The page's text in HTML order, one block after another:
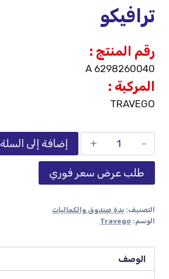
ترافيكو
رقم المنتج :
A 6298260040
المركبة :
TRAVEGO
إضافة إلى السلة
طلب عرض سعر فوري
التصنيف: يدة صندوق والكماليات
الوسم: Travego
الوصف